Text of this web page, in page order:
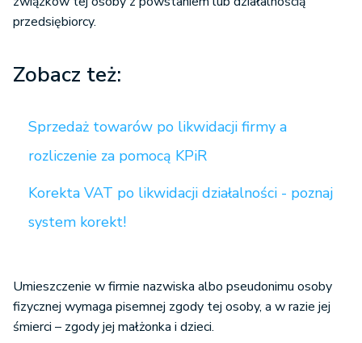
przedsiębiorcy.
Zobacz też:
Sprzedaż towarów po likwidacji firmy a
rozliczenie za pomocą KPiR
Korekta VAT po likwidacji działalności - poznaj
system korekt!
Umieszczenie w firmie nazwiska albo pseudonimu osoby
fizycznej wymaga pisemnej zgody tej osoby, a w razie jej
śmierci – zgody jej małżonka i dzieci.